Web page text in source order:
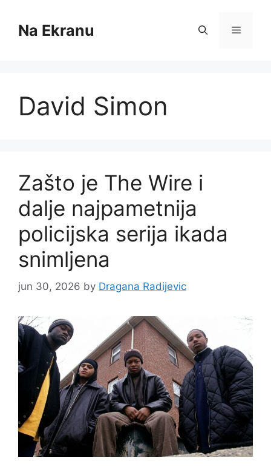
contentNa Ekranu Menu
David Simon
Zašto je The Wire i
dalje najpametnija
policijska serija ikada
snimljena
jun 30, 2026 by Dragana Radijevic